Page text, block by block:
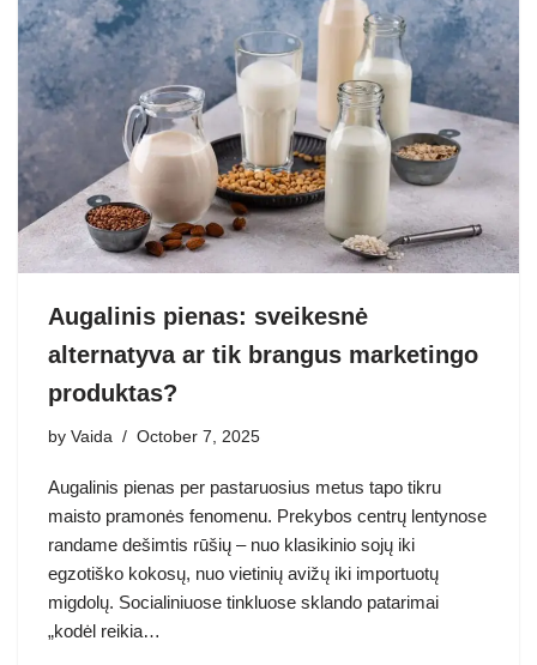
Augalinis pienas: sveikesnė
alternatyva ar tik brangus marketingo
produktas?
by Vaida October 7, 2025
Augalinis pienas per pastaruosius metus tapo tikru
maisto pramonės fenomenu. Prekybos centrų lentynose
randame dešimtis rūšių – nuo klasikinio sojų iki
egzotiško kokosų, nuo vietinių avižų iki importuotų
migdolų. Socialiniuose tinkluose sklando patarimai
„kodėl reikia…